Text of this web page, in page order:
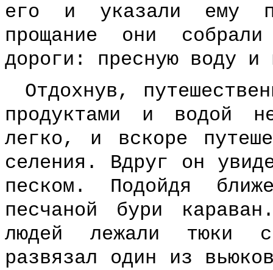
его и указали ему
прощание они
дороги: пресную воду и
Отдохнув,
продуктами и водой
легко, и вскоре
селения. Вдруг он
песком. Подойдя
песчаной бури
людей лежали тюки с
развязал один из